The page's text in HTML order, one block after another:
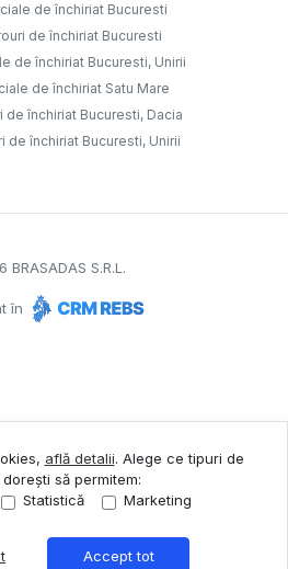
Solicită vizionare
de închiriat Bucuresti
de închiriat Bucuresti
de închiriat Bucuresti, Unirii
de închiriat Satu Mare
de închiriat Bucuresti, Dacia
de închiriat Bucuresti, Unirii
BRASADAS S.R.L.
în
află detalii. Alege ce tipuri de
să permitem:
Statistică Marketing
Accept tot